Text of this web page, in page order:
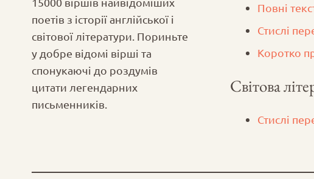
поетів з історії англійської і
світової літератури. Пориньте
у добре відомі вірші та
спонукаючі до роздумів
цитати легендарних
письменників.
Повні
Стислі
Коротко
Світова
Стислі